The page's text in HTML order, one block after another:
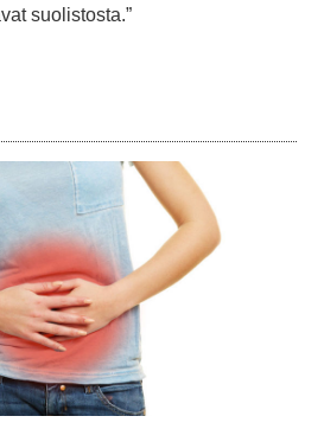
suolistosta.”